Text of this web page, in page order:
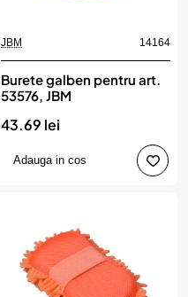
JBM 14164
Burete galben pentru art.
53576, JBM
43.69 lei
Adauga in cos